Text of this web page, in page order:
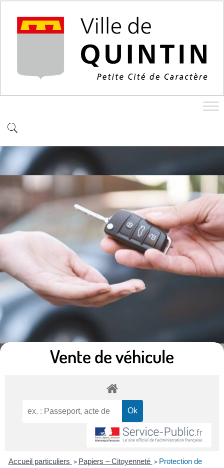
Vente de véhicule
Accueil particuliers > Papiers – Citoyenneté > Protection de